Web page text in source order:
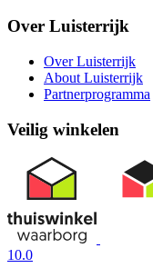
Over Luisterrijk
Over Luisterrijk
About Luisterrijk
Partnerprogramma
Veilig winkelen
10.0